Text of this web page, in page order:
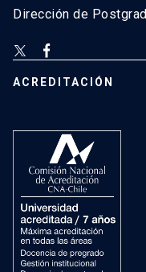
Dirección de
ACREDITACIÓN